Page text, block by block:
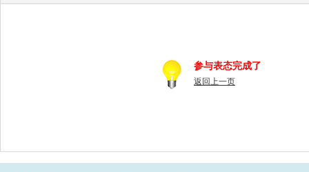
参与表态完成了
返回上一页